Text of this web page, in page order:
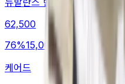
62,500
76%15,000
케어드